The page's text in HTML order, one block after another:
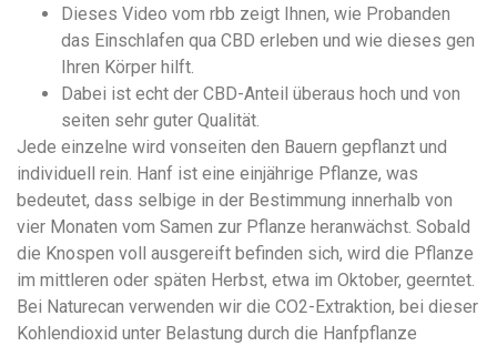
Dieses Video vom rbb zeigt Ihnen, wie Probanden
das Einschlafen qua CBD erleben und wie dieses gen
Ihren Körper hilft.
Dabei ist echt der CBD-Anteil überaus hoch und von
seiten sehr guter Qualität.
Jede einzelne wird vonseiten den Bauern gepflanzt und
individuell rein. Hanf ist eine einjährige Pflanze, was
bedeutet, dass selbige in der Bestimmung innerhalb von
vier Monaten vom Samen zur Pflanze heranwächst. Sobald
die Knospen voll ausgereift befinden sich, wird die Pflanze
im mittleren oder späten Herbst, etwa im Oktober, geerntet.
Bei Naturecan verwenden wir die CO2-Extraktion, bei dieser
Kohlendioxid unter Belastung durch die Hanfpflanze